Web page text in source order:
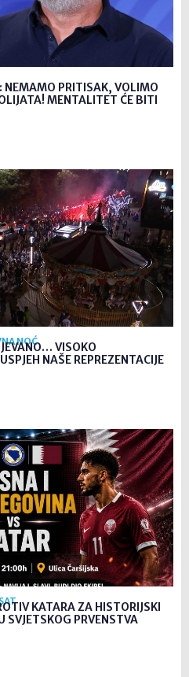
NEMAMO PRITISAK, VOLIMO
MENTALITET ĆE BITI
NOĆ
VISOKO
NAŠE REPREZENTACIJE
KATARA ZA HISTORIJSKI
SVJETSKOG PRVENSTVA